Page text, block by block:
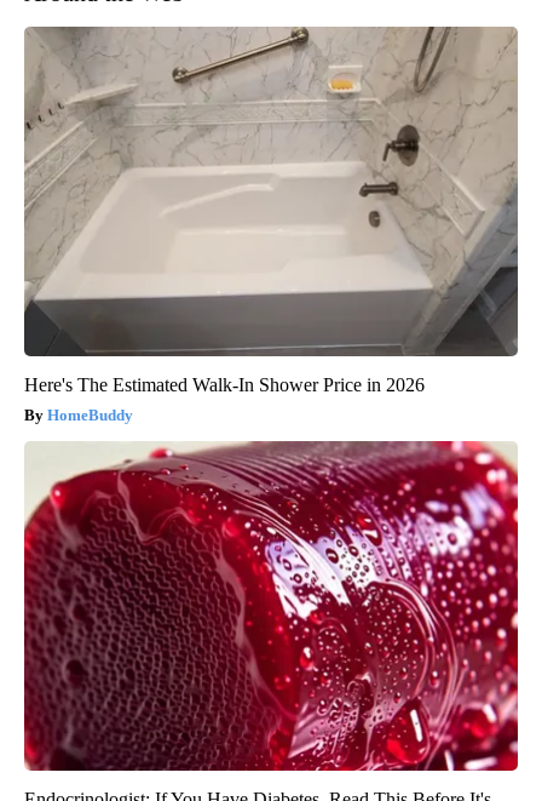
Here's The Estimated Walk-In Shower Price in 2026
HomeBuddy